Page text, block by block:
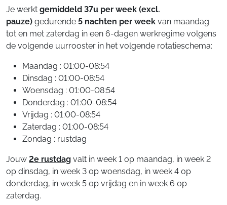
Je werkt gemiddeld 37u per week (excl.
pauze) gedurende 5 nachten per week van maandag
tot en met zaterdag in een 6-dagen werkregime volgens
de volgende uurrooster in het volgende rotatieschema:
Maandag : 01:00-08:54
Dinsdag : 01:00-08:54
Woensdag : 01:00-08:54
Donderdag : 01:00-08:54
Vrijdag : 01:00-08:54
Zaterdag : 01:00-08:54
Zondag : rustdag
Jouw 2e rustdag valt in week 1 op maandag, in week 2
op dinsdag, in week 3 op woensdag, in week 4 op
donderdag, in week 5 op vrijdag en in week 6 op
zaterdag.